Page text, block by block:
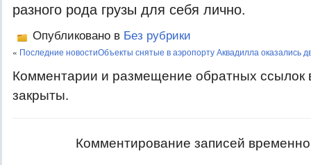
разного рода грузы для себя лично.
Опубликовано в Без рубрики
« Последние новостиОбъекты снятые в аэропорту Аквадилла оказались
Комментарии и размещение обратных ссылок
закрыты.
Комментирование записей